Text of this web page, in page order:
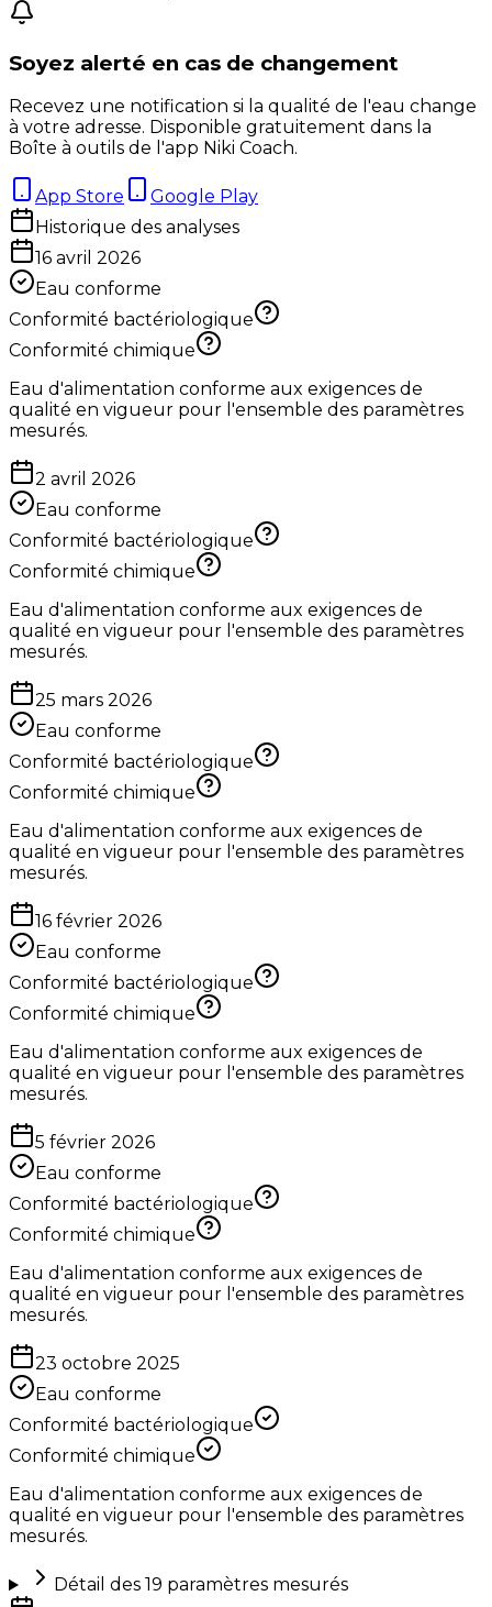
Soyez alerté en cas de changement
Recevez une notification si la qualité de l'eau change
à votre adresse. Disponible gratuitement dans la
Boîte à outils de l'app Niki Coach.
App Store
Google Play
Historique des analyses
16 avril 2026
Eau conforme
Conformité bactériologique
Conformité chimique
Eau d'alimentation conforme aux exigences de
qualité en vigueur pour l'ensemble des paramètres
mesurés.
2 avril 2026
Eau conforme
Conformité bactériologique
Conformité chimique
Eau d'alimentation conforme aux exigences de
qualité en vigueur pour l'ensemble des paramètres
mesurés.
25 mars 2026
Eau conforme
Conformité bactériologique
Conformité chimique
Eau d'alimentation conforme aux exigences de
qualité en vigueur pour l'ensemble des paramètres
mesurés.
16 février 2026
Eau conforme
Conformité bactériologique
Conformité chimique
Eau d'alimentation conforme aux exigences de
qualité en vigueur pour l'ensemble des paramètres
mesurés.
5 février 2026
Eau conforme
Conformité bactériologique
Conformité chimique
Eau d'alimentation conforme aux exigences de
qualité en vigueur pour l'ensemble des paramètres
mesurés.
23 octobre 2025
Eau conforme
Conformité bactériologique
Conformité chimique
Eau d'alimentation conforme aux exigences de
qualité en vigueur pour l'ensemble des paramètres
mesurés.
Détail des 19 paramètres mesurés